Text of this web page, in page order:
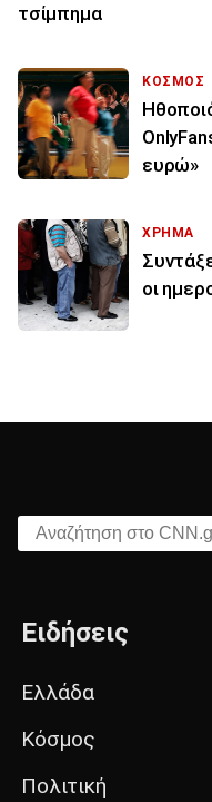
τσίμπημα
ΚΟΣΜΟΣ
ευρώ»
ΧΡΗΜΑ
οι
Αναζήτηση στο CNN.gr
Ειδήσεις
Ελλάδα
Κόσμος
Πολιτική